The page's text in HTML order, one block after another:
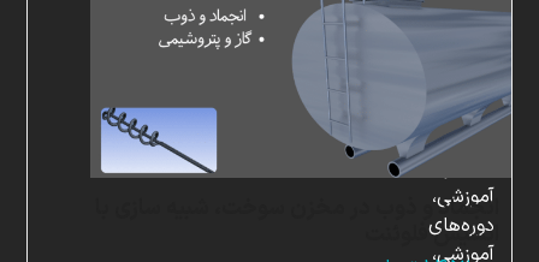
انجماد و ذوب در مخزن سوخت، شبیه سازی با
انسیس فلوئنت
خدمات
گروه
ما
شامل
محصولات
آموزشی،
دوره‌های
آموزشی،